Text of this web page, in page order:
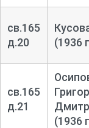
св.165
д.20
(1936
св.165
д.21
(1936